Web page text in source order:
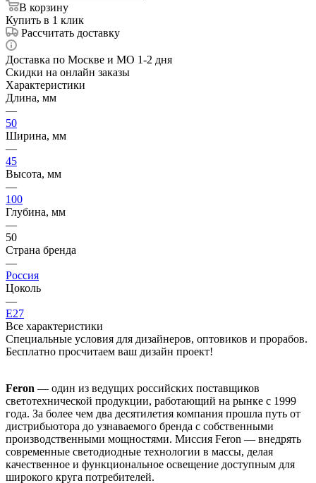
В корзину
Купить в 1 клик
Рассчитать доставку
Доставка по Москве и МО 1-2 дня
Скидки на онлайн заказы
Характеристики
Длина, мм
—
50
Ширина, мм
—
45
Высота, мм
—
100
Глубина, мм
—
50
Страна бренда
—
Россия
Цоколь
—
E27
Все характеристики
Специальные условия для дизайнеров, оптовиков и прорабов.
Бесплатно просчитаем ваш дизайн проект!
Feron — один из ведущих российских поставщиков
светотехнической продукции, работающий на рынке с 1999
года. За более чем два десятилетия компания прошла путь от
дистрибьютора до узнаваемого бренда с собственными
производственными мощностями. Миссия Feron — внедрять
современные светодиодные технологии в массы, делая
качественное и функциональное освещение доступным для
широкого круга потребителей.